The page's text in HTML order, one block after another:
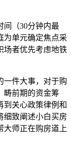
（30分钟内最
为单元确定焦点采
场者优先考虑地铁
件大事，对于购
畴前期的资金筹
到关心政策律例和
细致阐述小白买房
大师正在购房道上